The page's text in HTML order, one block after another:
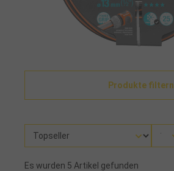
Produkte filtern
Es wurden 5 Artikel gefunden